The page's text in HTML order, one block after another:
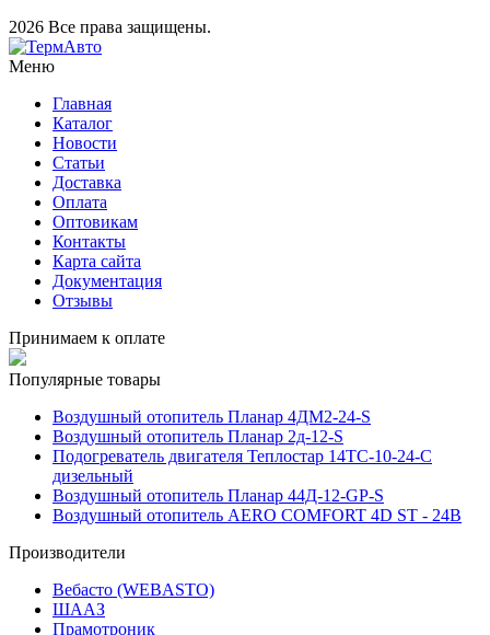
2026 Все права защищены.
Меню
Главная
Каталог
Новости
Статьи
Доставка
Оплата
Оптовикам
Контакты
Карта сайта
Документация
Отзывы
Принимаем к оплате
Популярные товары
Воздушный отопитель Планар 4ДМ2-24-S
Воздушный отопитель Планар 2д-12-S
Подогреватель двигателя Теплостар 14ТС-10-24-С
дизельный
Воздушный отопитель Планар 44Д-12-GP-S
Воздушный отопитель AERO COMFORT 4D ST - 24В
Производители
Вебасто (WEBASTO)
ШААЗ
Прамотроник